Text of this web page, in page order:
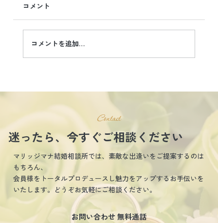
７月24日(水)～28日(火)迄の活動
コメント
コメントを追加…
Contact
迷ったら、今すぐご相談ください
マリッジマナ結婚相談所では、素敵な出逢いをご提案するのは
もちろん、
会員様をトータルプロデュースし魅力をアップするお手伝いを
いたします。どうぞお気軽にご相談ください。
お問い合わせ 無料通話